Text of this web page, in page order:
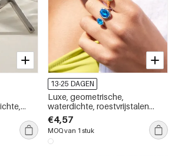
13-25 DAGEN
Luxe, geometrische,
waterdichte, roestvrijstalen
damesring met goudkleurige
zirkonia.
€4,57
MOQ van 1 stuk